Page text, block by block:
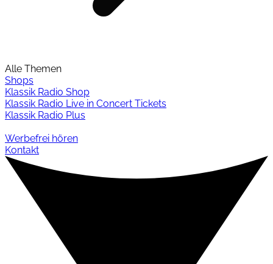
Alle Themen
Shops
Klassik Radio Shop
Klassik Radio Live in Concert Tickets
Klassik Radio Plus
Werbefrei hören
Kontakt